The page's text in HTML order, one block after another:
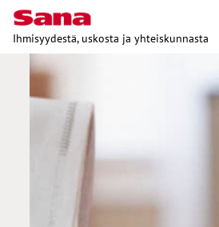
Ihmisyydestä, uskosta ja yhteiskunnasta